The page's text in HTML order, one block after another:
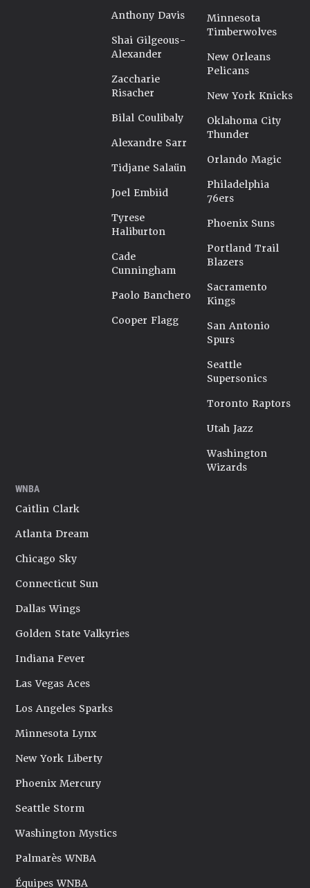
Anthony Davis
Shai Gilgeous-
Alexander
Zaccharie
Risacher
Bilal Coulibaly
Alexandre Sarr
Tidjane Salaün
Joel Embiid
Tyrese
Haliburton
Cade
Cunningham
Paolo Banchero
Cooper Flagg
Minnesota
Timberwolves
New Orleans
Pelicans
New York Knicks
Oklahoma City
Thunder
Orlando Magic
Philadelphia
76ers
Phoenix Suns
Portland Trail
Blazers
Sacramento
Kings
San Antonio
Spurs
Seattle
Supersonics
Toronto Raptors
Utah Jazz
Washington
Wizards
WNBA
Caitlin Clark
Atlanta Dream
Chicago Sky
Connecticut Sun
Dallas Wings
Golden State Valkyries
Indiana Fever
Las Vegas Aces
Los Angeles Sparks
Minnesota Lynx
New York Liberty
Phoenix Mercury
Seattle Storm
Washington Mystics
Palmarès WNBA
Équipes WNBA